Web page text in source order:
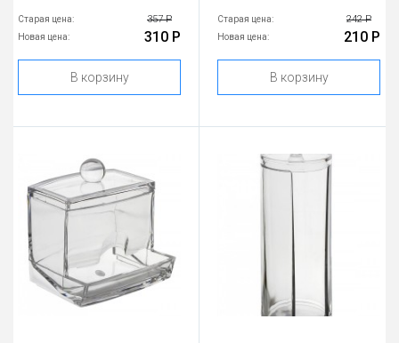
Старая цена: 357 Р
Новая цена: 310 Р
В корзину
Старая цена: 242 Р
Новая цена: 210 Р
В корзину